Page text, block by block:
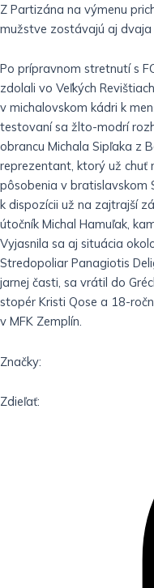
Z Partizána na výmenu
mužstve zostávajú aj dvaja
Po prípravnom stretnutí s
zdolali vo Veľkých
v michalovskom kádri k
testovaní sa žlto-modrí
obrancu Michala Sipľaka z
reprezentant, ktorý už chuť
pôsobenia v bratislavskom
k dispozícii už na zajtrajší
útočník Michal Hamuľak,
Vyjasnila sa aj situácia
Stredopoliar Panagiotis
jarnej časti, sa vrátil do
stopér Kristi Qose a 18-
v MFK Zemplín.
Značky:
Zdieľať: